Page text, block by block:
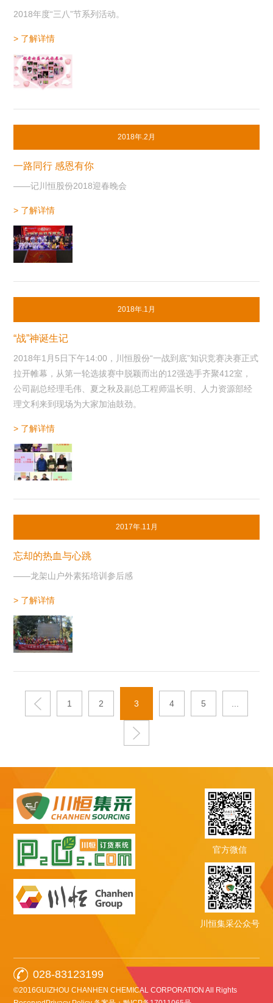
2018年度“三八”节系列活动。
> 了解详情
2018年.2月
一路同行 感恩有你
——记川恒股份2018迎春晚会
> 了解详情
2018年.1月
“战”神诞生记
2018年1月5日下午14:00，川恒股份“一战到底”知识竞赛决赛正式
拉开帷幕，从第一轮选拔赛中脱颖而出的12强选手齐聚412室，
公司副总经理毛伟、夏之秋及副总工程师温长明、人力资源部经
理文利来到现场为大家加油鼓劲。
> 了解详情
2017年.11月
忘却的热血与心跳
——龙架山户外素拓培训参后感
> 了解详情
1 2 3 4 5
官方微信
川恒集采公众号
028-83123199
©2016GUIZHOU CHANHEN CHEMICAL CORPORATION All Rights